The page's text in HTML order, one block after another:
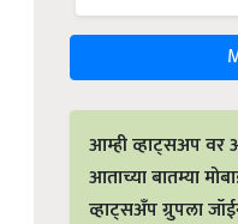
आम्ही व्हाट्सअप वर
आताच्या बातम्या
व्हाट्सअँप ग्रुपला